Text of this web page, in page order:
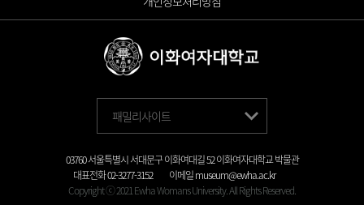
패밀리사이트
03760 서울특별시 서대문구 이화여대길 52 이화여자대학교 박물관
대표전화02-3277-3152 이메일museum@ewha.ac.kr
Copyright ⓒ 2021 Ewha Womans University. All Rights Reserved.